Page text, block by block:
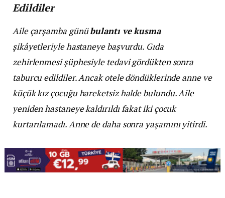
Edildiler
Aile çarşamba günübulantı ve kusma
şikâyetleriyle hastaneye başvurdu. Gıda
zehirlenmesi şüphesiyle tedavi gördükten sonra
taburcu edildiler. Ancak otele döndüklerinde anne ve
küçük kız çocuğu hareketsiz halde bulundu. Aile
yeniden hastaneye kaldırıldı fakat iki çocuk
kurtarılamadı. Anne de daha sonra yaşamını yitirdi.